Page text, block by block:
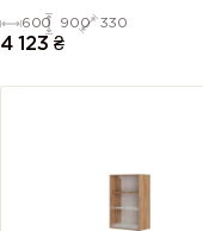
600 900 330
4 123 ₴